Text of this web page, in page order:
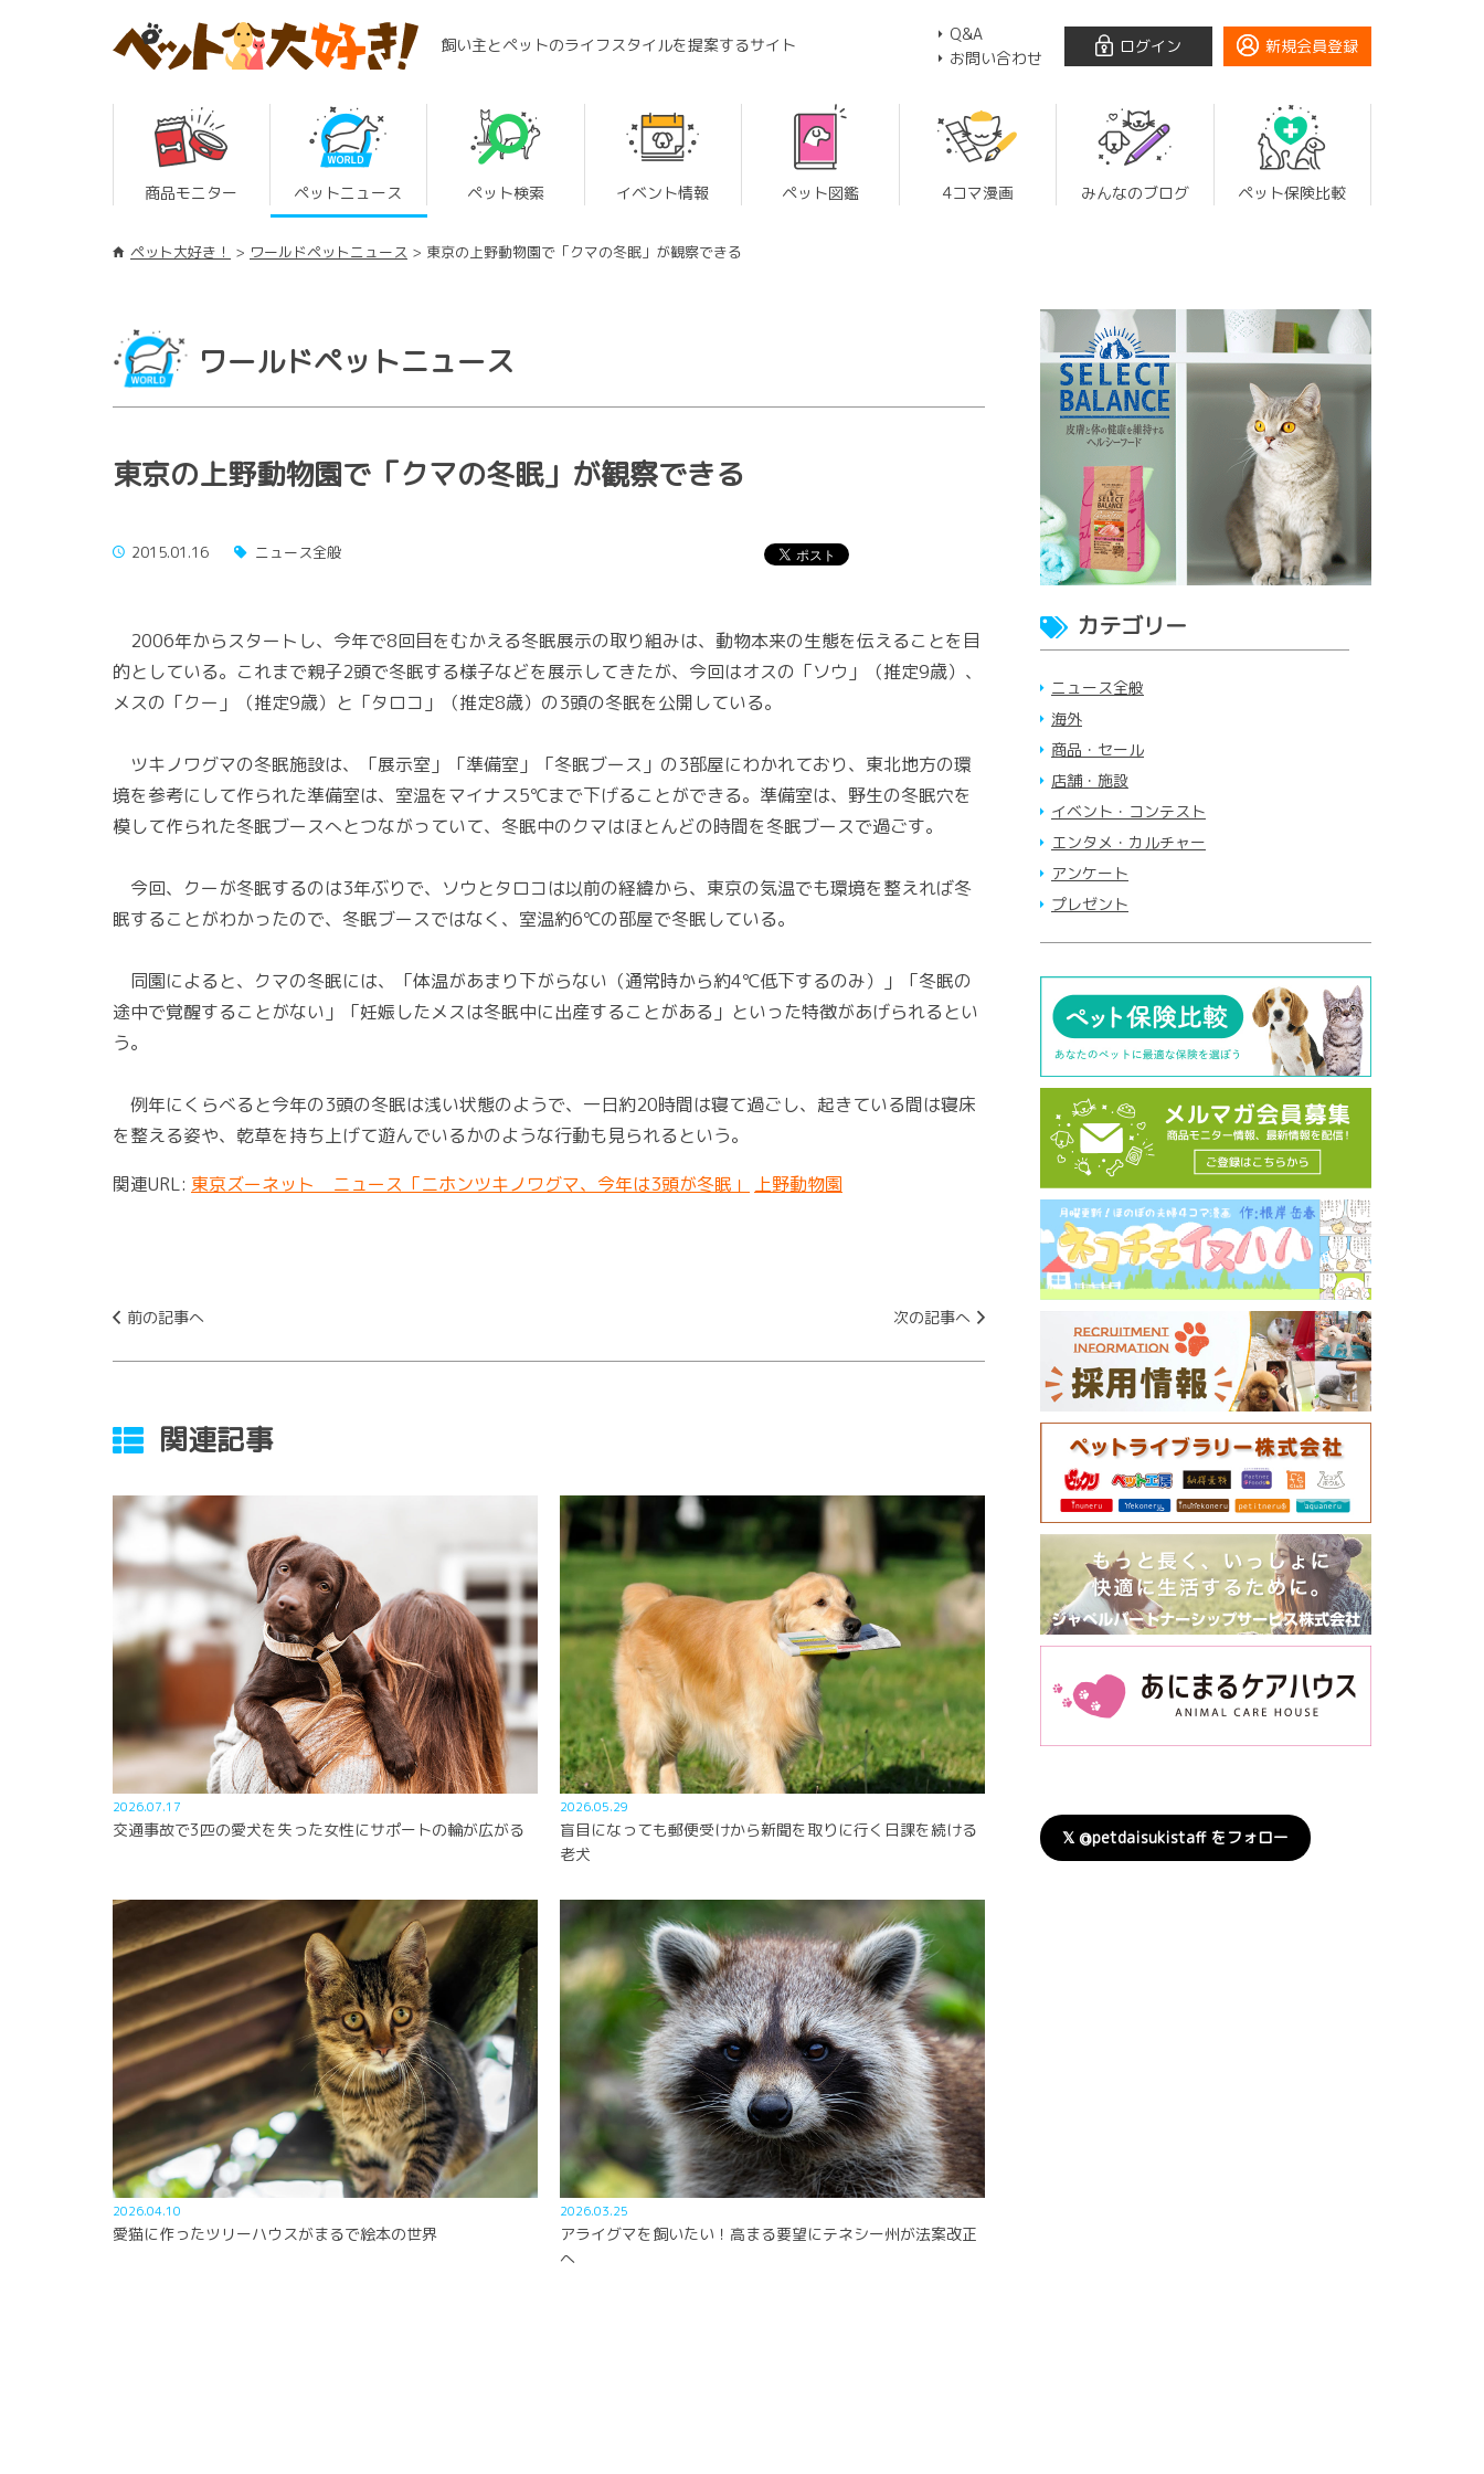
飼い主とペットのライフスタイルを提案するサイト
Q&A
お問い合わせ
ログイン 新規会員登録
商品モニター ペットニュース ペット検索 イベント情報 ペット図鑑 4コマ漫画 みんなのブログ ペット保険比較
ペット大好き！ ワールドペットニュース 東京の上野動物園で「クマの冬眠」が観察できる
ワールドペットニュース
東京の上野動物園で「クマの冬眠」が観察できる
2015.01.16 ニュース全般
2006年からスタートし、今年で8回目をむかえる冬眠展示の取り組みは、動物本来の生態を伝えることを目
的としている。これまで親子2頭で冬眠する様子などを展示してきたが、今回はオスの「ソウ」（推定9歳）、
メスの「クー」（推定9歳）と「タロコ」（推定8歳）の3頭の冬眠を公開している。
ツキノワグマの冬眠施設は、「展示室」「準備室」「冬眠ブース」の3部屋にわかれており、東北地方の環
境を参考にして作られた準備室は、室温をマイナス5℃まで下げることができる。準備室は、野生の冬眠穴を
模して作られた冬眠ブースへとつながっていて、冬眠中のクマはほとんどの時間を冬眠ブースで過ごす。
今回、クーが冬眠するのは3年ぶりで、ソウとタロコは以前の経緯から、東京の気温でも環境を整えれば冬
眠することがわかったので、冬眠ブースではなく、室温約6℃の部屋で冬眠している。
同園によると、クマの冬眠には、「体温があまり下がらない（通常時から約4℃低下するのみ）」「冬眠の
途中で覚醒することがない」「妊娠したメスは冬眠中に出産することがある」といった特徴があげられるとい
う。
例年にくらべると今年の3頭の冬眠は浅い状態のようで、一日約20時間は寝て過ごし、起きている間は寝床
を整える姿や、乾草を持ち上げて遊んでいるかのような行動も見られるという。
関連URL: 東京ズーネット ニュース「ニホンツキノワグマ、今年は3頭が冬眠」 上野動物園
前の記事へ 次の記事へ
関連記事
2026.07.17
交通事故で3匹の愛犬を失った女性にサポートの輪が広がる
2026.05.29
盲目になっても郵便受けから新聞を取りに行く日課を続ける
老犬
2026.04.10
愛猫に作ったツリーハウスがまるで絵本の世界
2026.03.25
アライグマを飼いたい！高まる要望にテネシー州が法案改正
へ
カテゴリー
ニュース全般
海外
商品・セール
店舗・施設
イベント・コンテスト
エンタメ・カルチャー
アンケート
プレゼント
𝕏 @petdaisukistaff をフォロー